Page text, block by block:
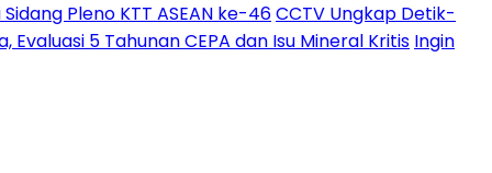
Pleno KTT ASEAN ke-46CCTV Ungkap Detik-
5 Tahunan CEPA dan Isu Mineral Kritis Ingin